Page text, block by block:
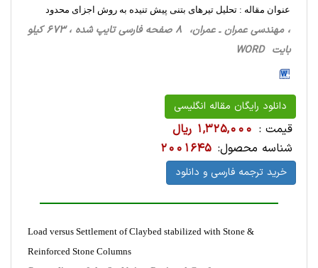
عنوان مقاله : تحلیل تیرهای بتنی پیش تنیده به روش اجزای محدود
، مهندسی عمران ـ عمران، 8 صفحه فارسی تایپ شده ، 673 کیلو
بایت WORD
دانلود رایگان مقاله انگلیسی
قیمت : 1,325,000 ریال
شناسه محصول: 2001645
خرید ترجمه فارسی و دانلود
Load versus Settlement of Claybed stabilized with Stone &
Reinforced Stone Columns